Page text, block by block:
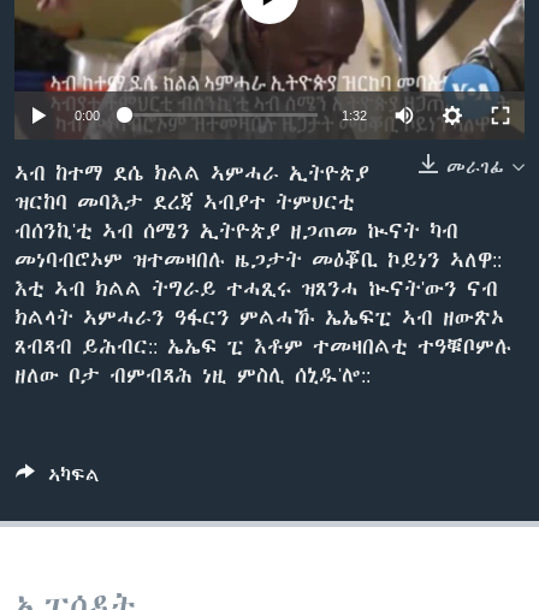
ቋንቋታት
0:00 1:32
መራገፊ
ኣብ ከተማ ደሴ ክልል ኣምሓራ ኢትዮጵያ
ዝርከባ መባእታ ደረጃ ኣብያተ ትምህርቲ
ብሰንኪ'ቲ ኣብ ሰሜን ኢትዮጵያ ዘጋጠመ ኲናት ካብ
መነባብሮኦም ዝተመዛበሉ ዜጋታት መዕቖቢ ኮይነን ኣለዋ::
እቲ ኣብ ክልል ትግራይ ተሓጺሩ ዝጸንሓ ኲናት'ውን ናብ
ክልላት ኣምሓራን ዓፋርን ምልሓኹ ኤኤፍፒ ኣብ ዘውጽኦ
ጸብጻብ ይሕብር:: ኤኤፍ ፒ እቶም ተመዛበልቲ ተዓቑቦምሉ
ዘለው ቦታ ብምብጻሕ ነዚ ምስሊ ሰኒዱ'ሎ::
ኣካፍል